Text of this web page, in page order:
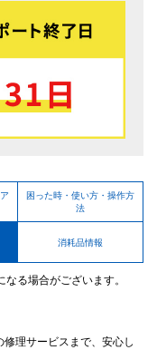
困った時・使い方・操作方
法
消耗品情報
なる場合がございます。
理サービスまで、安心し